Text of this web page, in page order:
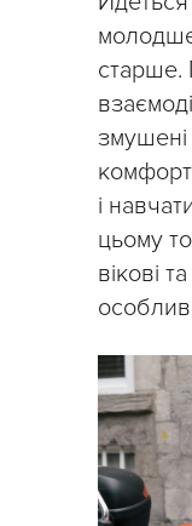
старше.
і
цьому
вікові